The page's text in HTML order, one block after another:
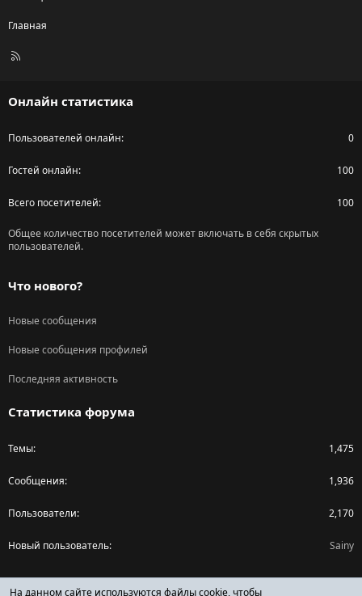
Главная
R
Онлайн статистика
Пользователей онлайн 0
Гостей онлайн 100
Всего посетителей 100
Общее количество посетителей может включать в себя скрытых
пользователей.
Что нового?
Новые сообщения
Новые сообщения профилей
Последняя активность
Статистика форума
Темы 1,475
Сообщения 1,936
Пользователи 2,170
Новый пользователь Sainy
Поделиться страницей
На данном сайте используются файлы cookie, чтобы